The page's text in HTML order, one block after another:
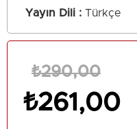
Yayın Dili
Türkçe
₺290,00
₺261,00